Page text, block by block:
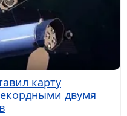
карту
двумя